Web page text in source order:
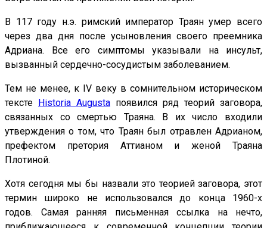
В 117 году н.э. римский император Траян умер всего
через два дня после усыновления своего преемника
Адриана. Все его симптомы указывали на инсульт,
вызванный сердечно-сосудистым заболеванием.
Тем не менее, к IV веку в сомнительном историческом
тексте
Historia Augusta появился ряд теорий заговора,
связанных со смертью Траяна. В их число входили
утверждения о том, что Траян был отравлен Адрианом,
префектом претория Аттианом и женой Траяна
Плотиной.
Хотя сегодня мы бы назвали это теорией заговора, этот
термин широко не использовался до конца 1960-х
годов. Самая ранняя письменная ссылка на нечто,